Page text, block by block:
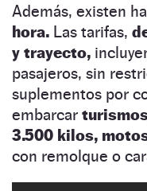
Además, existen
hora. Las tarifas,
y trayecto,
pasajeros, sin
suplementos por
embarcar
3.500 kilos,
con remolque o